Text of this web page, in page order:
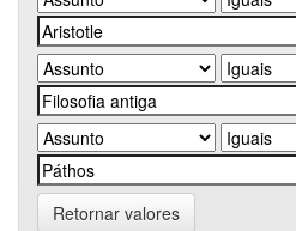
Retornar valores